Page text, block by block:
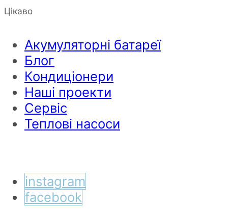
Цікаво
Акумуляторні батареї
Блог
Кондиціонери
Наші проекти
Сервіс
Теплові насоси
instagram
facebook